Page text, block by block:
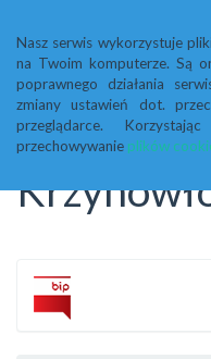
Nasz serwis wykorzystuje
na Twoim komputerze. Są
poprawnego działania
zmiany ustawień dot.
przeglądarce.
przechowywanie plików
Biuletyn